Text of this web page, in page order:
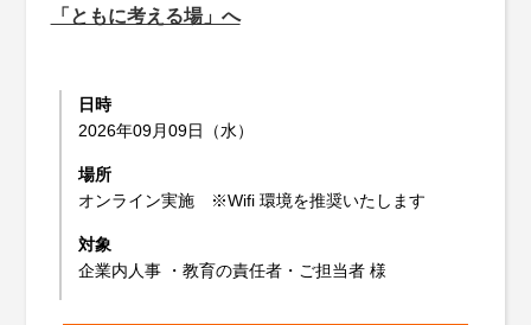
「ともに考える場」へ
日時
2026年09月09日（水）
場所
オンライン実施 ※Wifi 環境を推奨いたします
対象
企業内人事 ・教育の責任者・ご担当者 様